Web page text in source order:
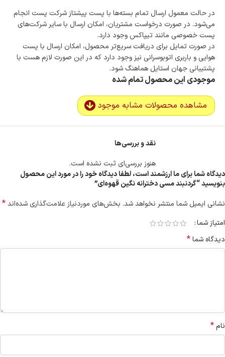
در حالت معمول ارسال تمام بسته‌ها با پست پیشتاز شرکت پست انجام
می‌شود. در صورت درخواست مشتریان، امکان ارسال با سایر شرکت‌های
پست خصوصی مانند تیپاکس وجود دارد.
در صورت تمایل برای دریافت سریع‌تر محصول، امکان ارسال با پست
هوایی و باربری اتوبوسرانی نیز وجود دارد که در این صورت لازم هست با
پشتیبانی جهان استایل هماهنگ شود.
موجودی این محصول تمام شده
مشاهده محصولات مشابه موجود
نقد و بررسی‌ها
هنوز بررسی‌ای ثبت نشده است.
دیدگاه شما برای ما ارزشمند است، لطفا دیدگاه خود را در مورد این محصول
بنویسید “گردنبند مسی دخترانه نگین قهوه‌ای”
نشانی ایمیل شما منتشر نخواهد شد. بخش‌های موردنیاز علامت‌گذاری شده‌اند*
امتیاز شما
دیدگاه شما*
نام*